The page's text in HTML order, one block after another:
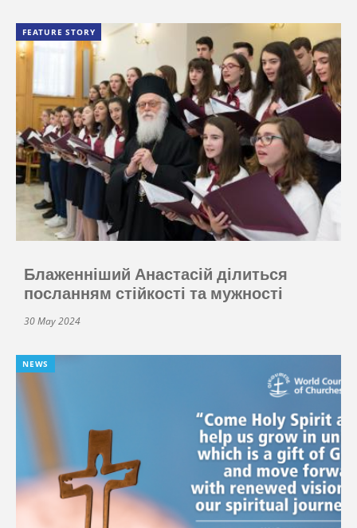
FEATURE STORY
Блаженніший Анастасій ділиться
посланням стійкості та мужності
30 May 2024
NEWS